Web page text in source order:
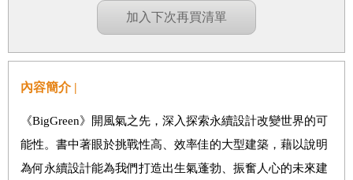
加入下次再買清單
內容簡介 |
《BigGreen》開風氣之先，深入探索永續設計改變世界的可
能性。書中著眼於挑戰性高、效率佳的大型建築，藉以說明
為何永續設計能為我們打造出生氣蓬勃、振奮人心的未來建